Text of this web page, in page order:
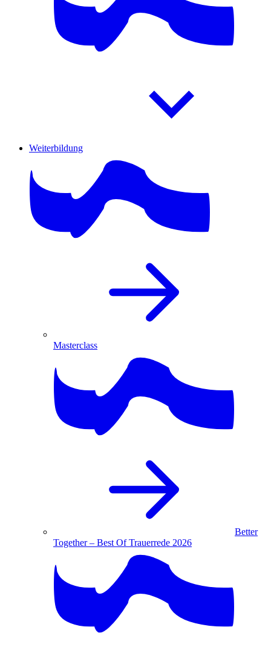
Weiterbildung
Masterclass
Better
Together – Best Of Trauerrede 2026